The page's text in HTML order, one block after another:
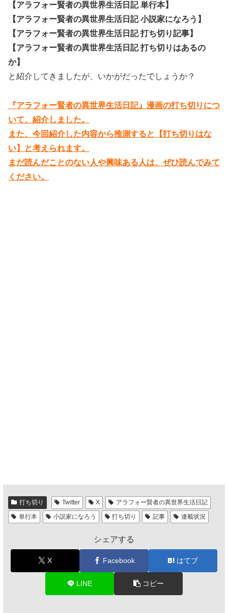
【アラフォー賢者の異世界生活日記 単行本】
【アラフォー賢者の異世界生活日記 小説家になろう】
【アラフォー賢者の異世界生活日記 打ち切り記事】
【アラフォー賢者の異世界生活日記 打ち切りはあるの
か】
と紹介してきましたが、いかがだったでしょうか？
『アラフォー賢者の異世界生活日記』漫画の打ち切りにつ
いて、紹介しました。
また、今回紹介した内容から推測すると【打ち切りはな
い】と考えられます。
まだ読んだことのない人や興味ある人は、ぜひ読んでみて
ください。
打ち切り Twitter X
アラフォー賢者の異世界生活日記
単行本
小説家になろう 打ち切り 記事 連載状況
シェアする
X Facebook はてブ
LINE コピー